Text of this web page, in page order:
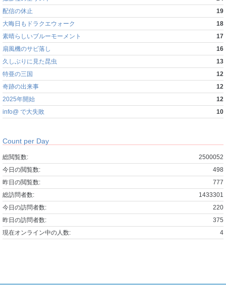
配信の休止
19
大晦日もドラクエウォーク
18
素晴らしいブルーモーメント
17
扇風機のサビ落し
16
久しぶりに見た昆虫
13
特亜の三国
12
奇跡の出来事
12
2025年開始
12
info@ で大失敗
10
Count per Day
2500052
総閲覧数:
498
今日の閲覧数:
777
昨日の閲覧数:
1433301
総訪問者数:
220
今日の訪問者数:
375
昨日の訪問者数:
4
現在オンライン中の人数: